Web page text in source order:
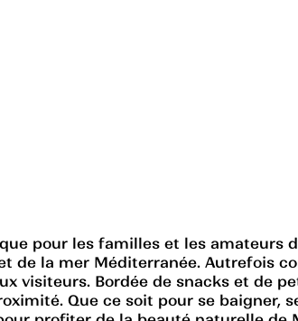
pour les familles et les amateurs
de la mer Méditerranée. Autrefois
visiteurs. Bordée de snacks et de
Que ce soit pour se baigner,